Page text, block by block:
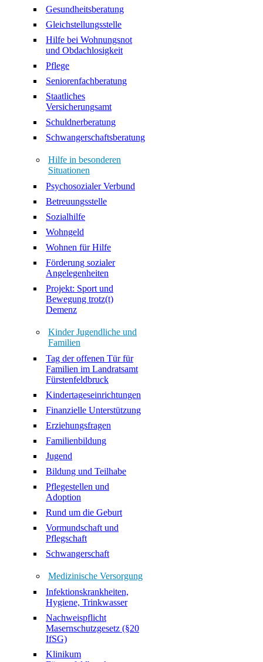
Gesundheitsberatung
Gleichstellungsstelle
Hilfe bei Wohnungsnot
und Obdachlosigkeit
Pflege
Seniorenfachberatung
Staatliches
Versicherungsamt
Schuldnerberatung
Schwangerschaftsberatung
Hilfe in besonderen
Situationen
Psychosozialer Verbund
Betreuungsstelle
Sozialhilfe
Wohngeld
Wohnen für Hilfe
Förderung sozialer
Angelegenheiten
Projekt: Sport und
Bewegung trotz(t)
Demenz
Kinder Jugendliche und
Familien
Tag der offenen Tür für
Familien im Landratsamt
Fürstenfeldbruck
Kindertageseinrichtungen
Finanzielle Unterstützung
Erziehungsfragen
Familienbildung
Jugend
Bildung und Teilhabe
Pflegestellen und
Adoption
Rund um die Geburt
Vormundschaft und
Pflegschaft
Schwangerschaft
Medizinische Versorgung
Infektionskrankheiten,
Hygiene, Trinkwasser
Nachweispflicht
Masernschutzgesetz (§20
IfSG)
Klinikum